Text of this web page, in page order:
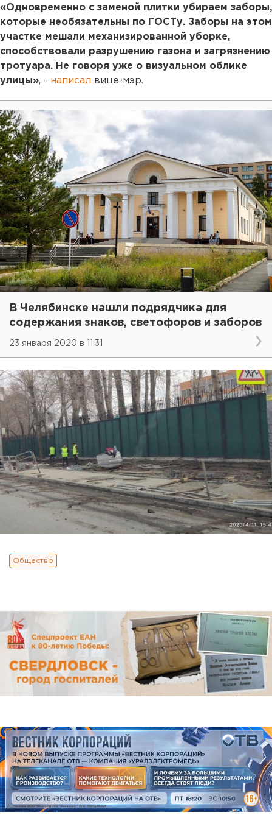
«Одновременно с заменой плитки убираем заборы,
которые необязательны по ГОСТу. Заборы на этом
участке мешали механизированной уборке,
способствовали разрушению газона и загрязнению
тротуара. Не говоря уже о визуальном облике
улицы», - написал вице-мэр.
В Челябинске нашли подрядчика для
содержания знаков, светофоров и заборов
23 января 2020 в 11:31
Общество